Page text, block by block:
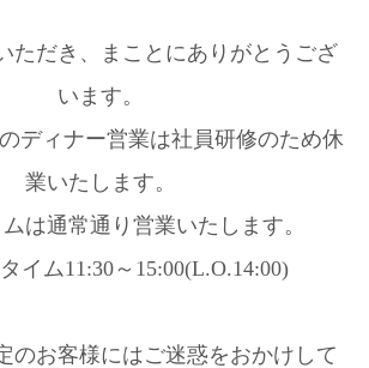
ただき、まことにありがとうござ
います。
ディナー営業は社員研修のため休
業いたします。
は通常通り営業いたします。
イム11:30～15:00(L.O.14:00)
のお客様にはご迷惑をおかけして